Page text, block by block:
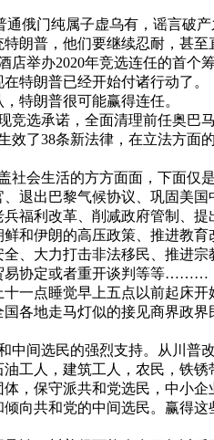
俄门纯属子虚乌有，谣言破
朗普，他们要继续忍耐，甚至
店举办2020年竞选连任的首个
特朗普已经开始付诸行动了。
特朗普很可能赢得连任。
竞选承诺，全面清理前任奥巴马
效了38条新法律，在立法方面
社会生活的方方面面，下面仅
退出巴黎气候协议、 巩固美国
福利改革、削减政府管制、提
和伊朗的高压政策、推进教育
、大力打击非法移民、推进宗
易协定或者重开谈判等等………
一点睡觉早上五点以前起床开
各地走马灯似的接见商界政界
中间选民的强烈支持。从川普
工人，建筑工人，农民，铁锈
，保守派共和党选民，中小企
向共和党的中间选民。赢得这